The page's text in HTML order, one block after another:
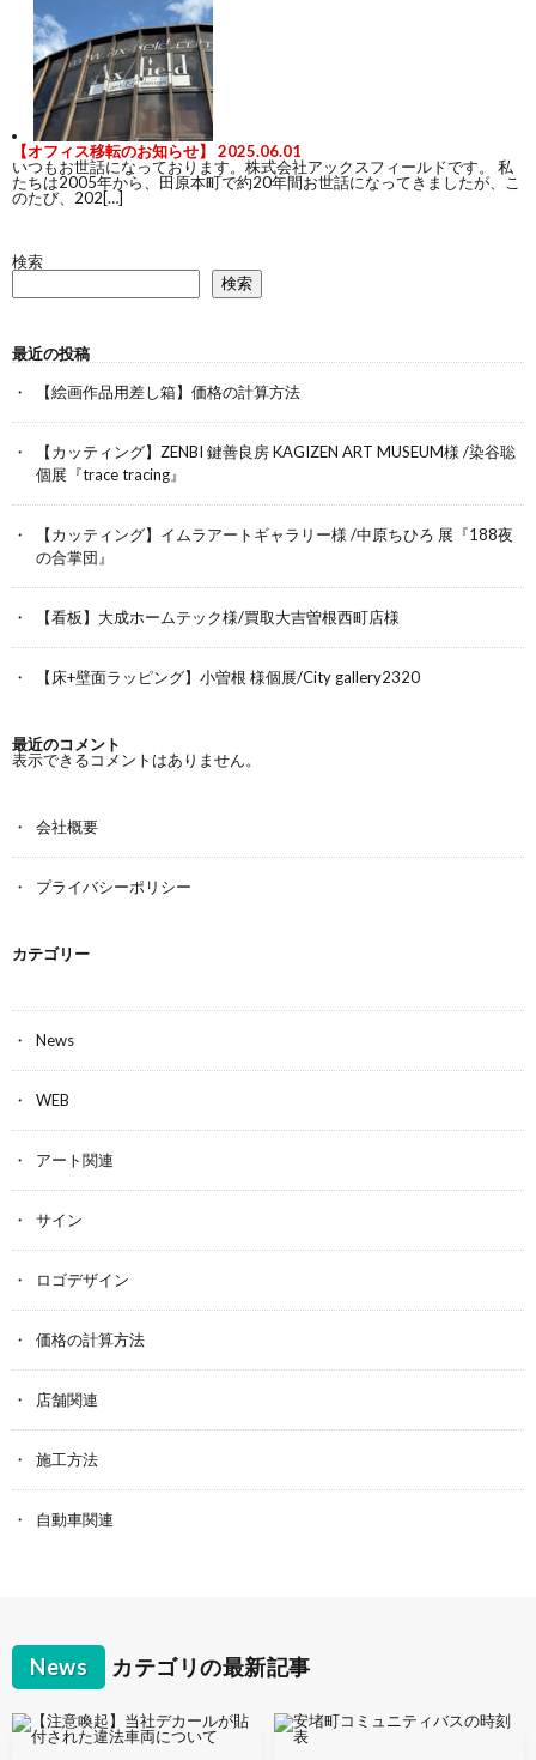
【オフィス移転のお知らせ】
2025.06.01
いつもお世話になっております。株式会社アックスフィールドです。 私
たちは2005年から、田原本町で約20年間お世話になってきましたが、こ
のたび、202[…]
検索
検索
最近の投稿
【絵画作品用差し箱】価格の計算方法
【カッティング】ZENBI 鍵善良房 KAGIZEN ART MUSEUM様 /染谷聡
個展『trace tracing』
【カッティング】イムラアートギャラリー様 /中原ちひろ 展『188夜
の合掌団』
【看板】大成ホームテック様/買取大吉曽根西町店様
【床+壁面ラッピング】小曽根 様個展/City gallery2320
最近のコメント
表示できるコメントはありません。
会社概要
プライバシーポリシー
カテゴリー
News
WEB
アート関連
サイン
ロゴデザイン
価格の計算方法
店舗関連
施工方法
自動車関連
News カテゴリの最新記事